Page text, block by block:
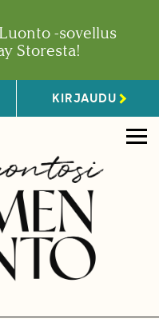
-sovellus
Storesta!
KIRJAUDU